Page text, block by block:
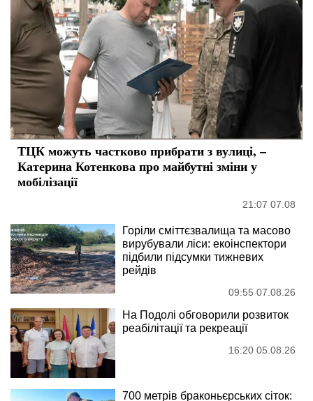
ТЦК можуть частково прибрати з вулиці, –
Катерина Котенкова про майбутні зміни у
мобілізації
21:07 07.08
Горіли сміттєзвалища та масово
вирубували ліси: екоінспектори
підбили підсумки тижневих
рейдів
09:55 07.08.26
На Подолі обговорили розвиток
реабілітації та рекреації
16:20 05.08.26
700 метрів браконьєрських сіток: